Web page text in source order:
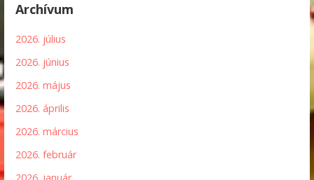
Archívum
2026. július
2026. június
2026. május
2026. április
2026. március
2026. február